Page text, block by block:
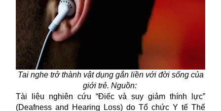
Tai nghe trở thành vật dụng gắn liền với đời sống của
giới trẻ. Nguồn:
Tài liệu nghiên cứu “Điếc và suy giảm thính lực”
(Deafness and Hearing Loss) do Tổ chức Y tế Thế